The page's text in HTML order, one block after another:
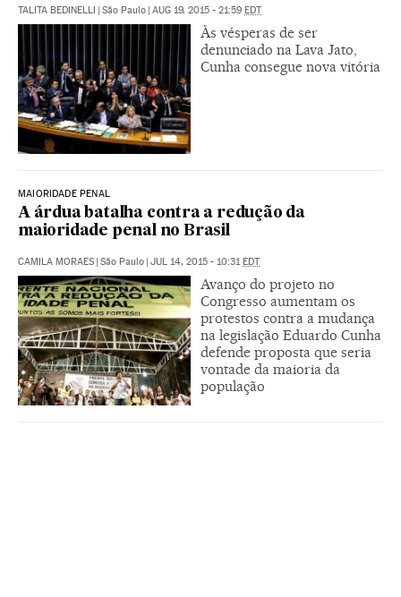
TALITA BEDINELLI | São Paulo | AUG 19, 2015 - 21:59 EDT
Às vésperas de ser
denunciado na Lava Jato,
Cunha consegue nova vitória
MAIORIDADE PENAL
A árdua batalha contra a redução da
maioridade penal no Brasil
CAMILA MORAES | São Paulo | JUL 14, 2015 - 10:31EDT
Avanço do projeto no
Congresso aumentam os
protestos contra a mudança
na legislação Eduardo Cunha
defende proposta que seria
vontade da maioria da
população